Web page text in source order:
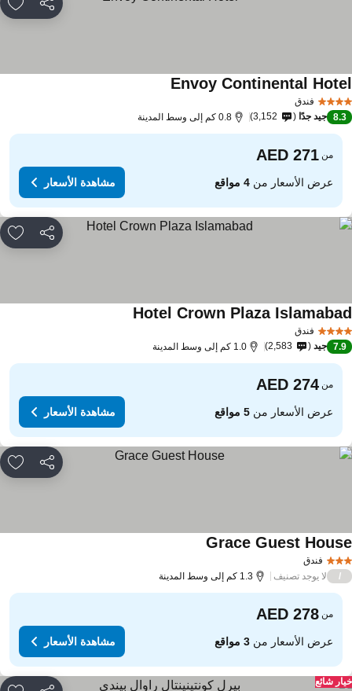
مشاركة
فندق
Envoy Continentalمشاهدة الأسعار
8.3 جيد جدًا 3,152 0.8 كم إلى وسط المدينة
من
عرض الأسعار من4 مواقع مشاهدة الأسعار
مشاركة
فندق
Hotel Crown Plazaمشاهدة الأسعار
7.9 جيد 2,583 1.0 كم إلى وسط المدينة
من
عرض الأسعار من5 مواقع مشاهدة الأسعار
مشاركة
فندق
Grace Guestمشاهدة الأسعار
لا يوجد تصنيف 1.3 كم إلى وسط المدينة
من
عرض الأسعار من3 مواقع مشاهدة الأسعار
شائع